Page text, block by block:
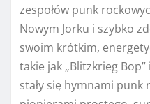
zespołów punk
Nowym Jorku i szybko
swoim krótkim,
takie jak „Blitzkrieg Bop”
stały się hymnami punk